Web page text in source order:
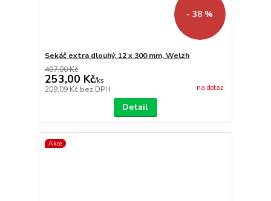
- 38 %
Sekáč extra dlouhý, 12 x 300 mm, Welzh
407,00 Kč
253,00 Kč/ks
209,09 Kč bez DPH na dotaz
Detail
Akce